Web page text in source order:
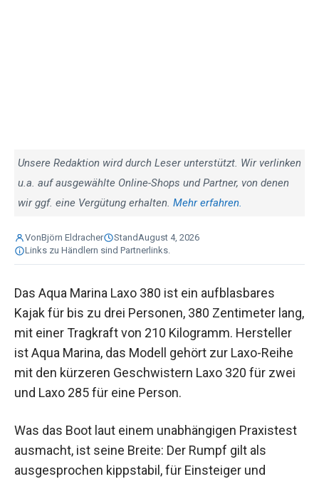
Unsere Redaktion wird durch Leser unterstützt. Wir verlinken
u.a. auf ausgewählte Online-Shops und Partner, von denen
wir ggf. eine Vergütung erhalten. Mehr erfahren.
VonBjörn Eldracher StandAugust 4, 2026
Links zu Händlern sind Partnerlinks.
Das Aqua Marina Laxo 380 ist ein aufblasbares
Kajak für bis zu drei Personen, 380 Zentimeter lang,
mit einer Tragkraft von 210 Kilogramm. Hersteller
ist Aqua Marina, das Modell gehört zur Laxo-Reihe
mit den kürzeren Geschwistern Laxo 320 für zwei
und Laxo 285 für eine Person.
Was das Boot laut einem unabhängigen Praxistest
ausmacht, ist seine Breite: Der Rumpf gilt als
ausgesprochen kippstabil, für Einsteiger und